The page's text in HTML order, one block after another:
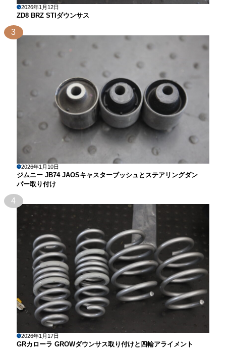
2026年1月12日
ZD8 BRZ STIダウンサス
3
2026年1月10日
ジムニー JB74 JAOSキャスターブッシュとステアリングダン
パー取り付け
4
2026年1月17日
GRカローラ GROWダウンサス取り付けと四輪アライメント